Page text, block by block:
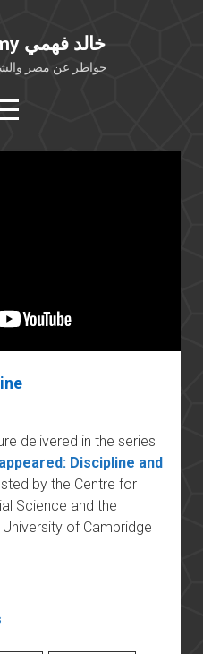
Khaled Fahmy خالد فهمي
خواطر عن مصر
facebook
مقابلات
delivered in the series
Discipline and
by the Centre for
Science and the
University of Cambridge